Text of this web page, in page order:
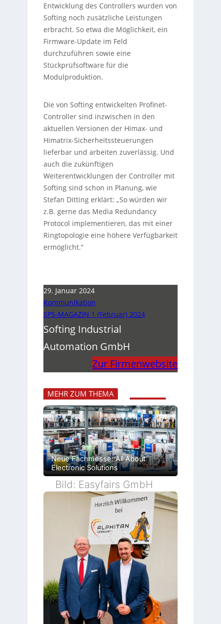
Entwicklung des Controllers wurden von
Softing noch zusätzliche Leistungen
erbracht. So etwa die Möglichkeit, ein
Firmware-Update im Feld
durchzuführen sowie eine
Stückprüfsoftware für die
Modulproduktion.
Die von Softing entwickelten Profinet-
Controller sind inzwischen in den
aktuellen Versionen der Himax- und
Himatrix-Sicherheitssteuerungen
lieferbar und arbeiten zuverlässig. Und
auch die zukünftigen
Weiterentwicklungen der Controller mit
Softing sind schon in Planung, wie
Stefan Ditting erklärt: „So würden wir
z.B. gerne das Media Redundancy
Protocol implementieren, das mit einer
Ringtopologie eine höhere Verfügbarkeit
ermöglicht.“
29. Januar 2024
Kommunikation
SPS-MAGAZIN 1 (Februar) 2024
Softing Industrial
Automation GmbH
Zur Firmenwebsite
MEHR ZUM THEMA
Neue Fachmesse: All About
Electronic Solutions
Bild: Easyfairs GmbH